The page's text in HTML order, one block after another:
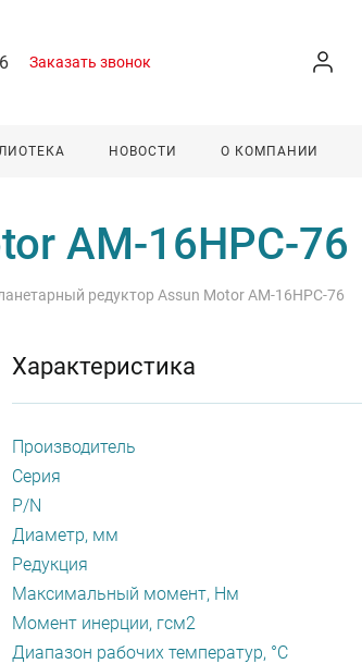
Заказать звонок
НОВОСТИ О КОМПАНИИ
AM-16HPC-76
редуктор Assun Motor AM-16HPC-76
Характеристика
Производитель
Серия
P/N
Диаметр, мм
Редукция
Максимальный момент, Нм
Момент инерции, гсм2
Диапазон рабочих температур, °С